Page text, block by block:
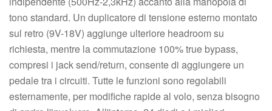
tono standard. Un duplicatore di tensione esterno montato
sul retro (9V-18V) aggiunge ulteriore headroom su
richiesta, mentre la commutazione 100% true bypass,
compresi i jack send/return, consente di aggiungere un
pedale tra i circuiti. Tutte le funzioni sono regolabili
esternamente, per modifiche rapide al volo, senza bisogno